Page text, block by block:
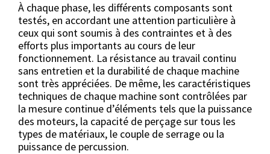
À chaque phase, les différents composants sont
testés, en accordant une attention particulière à
ceux qui sont soumis à des contraintes et à des
efforts plus importants au cours de leur
fonctionnement. La résistance au travail continu
sans entretien et la durabilité de chaque machine
sont très appréciées. De même, les caractéristiques
techniques de chaque machine sont contrôlées par
la mesure continue d’éléments tels que la puissance
des moteurs, la capacité de perçage sur tous les
types de matériaux, le couple de serrage ou la
puissance de percussion.